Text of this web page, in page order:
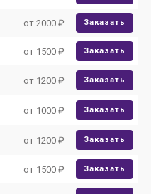
от 2000 ₽ Заказать
от 1500 ₽ Заказать
от 1200 ₽ Заказать
от 1000 ₽ Заказать
от 1200 ₽ Заказать
от 1500 ₽ Заказать